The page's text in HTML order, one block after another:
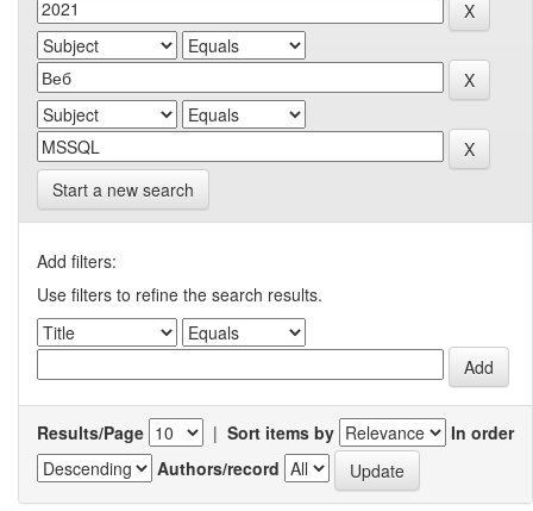
Start a new search
Add filters:
Use filters to refine the search results.
Results/Page | Sort items by
In order
Authors/record